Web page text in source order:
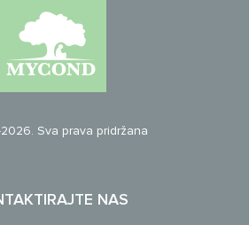
Sva prava pridržana
NAS